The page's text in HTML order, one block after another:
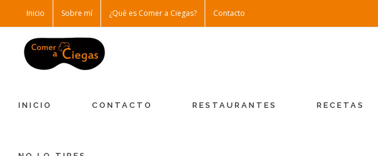
Inicio Sobre mí ¿Qué es Comer a Ciegas? Contacto
INICIO CONTACTO RESTAURANTES RECETAS